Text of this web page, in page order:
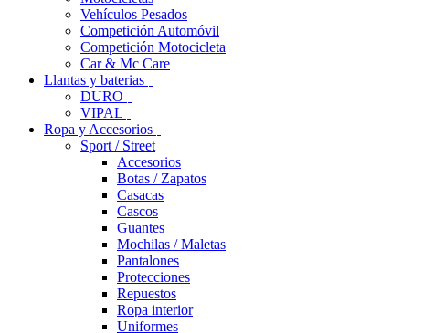
Vehículos Pesados
Competición Automóvil
Competición Motocicleta
Car & Mc Care
Llantas y baterias
DURO
VIPAL
Ropa y Accesorios
Sport / Street
Accesorios
Botas / Zapatos
Casacas
Cascos
Guantes
Mochilas / Maletas
Pantalones
Protecciones
Repuestos
Ropa interior
Uniformes